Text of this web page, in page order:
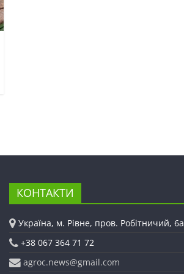
КОНТАКТИ
Україна, м. Рівне, пров. Робітничий, 6а
+38 067 364 71 72
agroc.news@gmail.com